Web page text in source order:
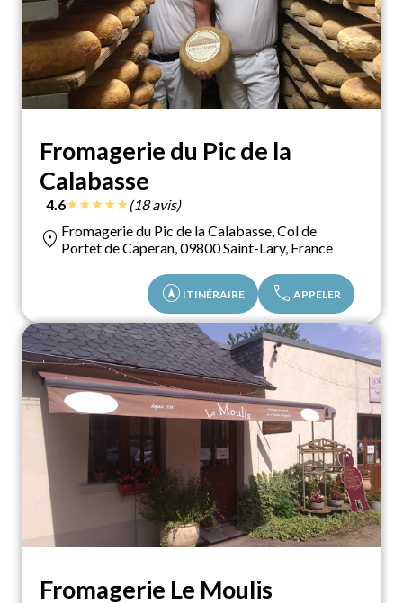
Fromagerie du Pic de la
Calabasse
4.6★★★★★(18 avis)
location_on Fromagerie du Pic de la Calabasse, Col de
Portet de Caperan, 09800 Saint-Lary, France
assistant_navigation ITINÉRAIRE call APPELER
Fromagerie Le Moulis